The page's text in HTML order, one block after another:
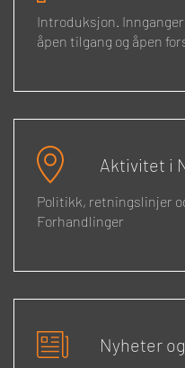
Introduksjon.
åpen tilgang og åpen
Aktivitet i
Politikk, retningslinjer
Forhandlinger
Nyheter